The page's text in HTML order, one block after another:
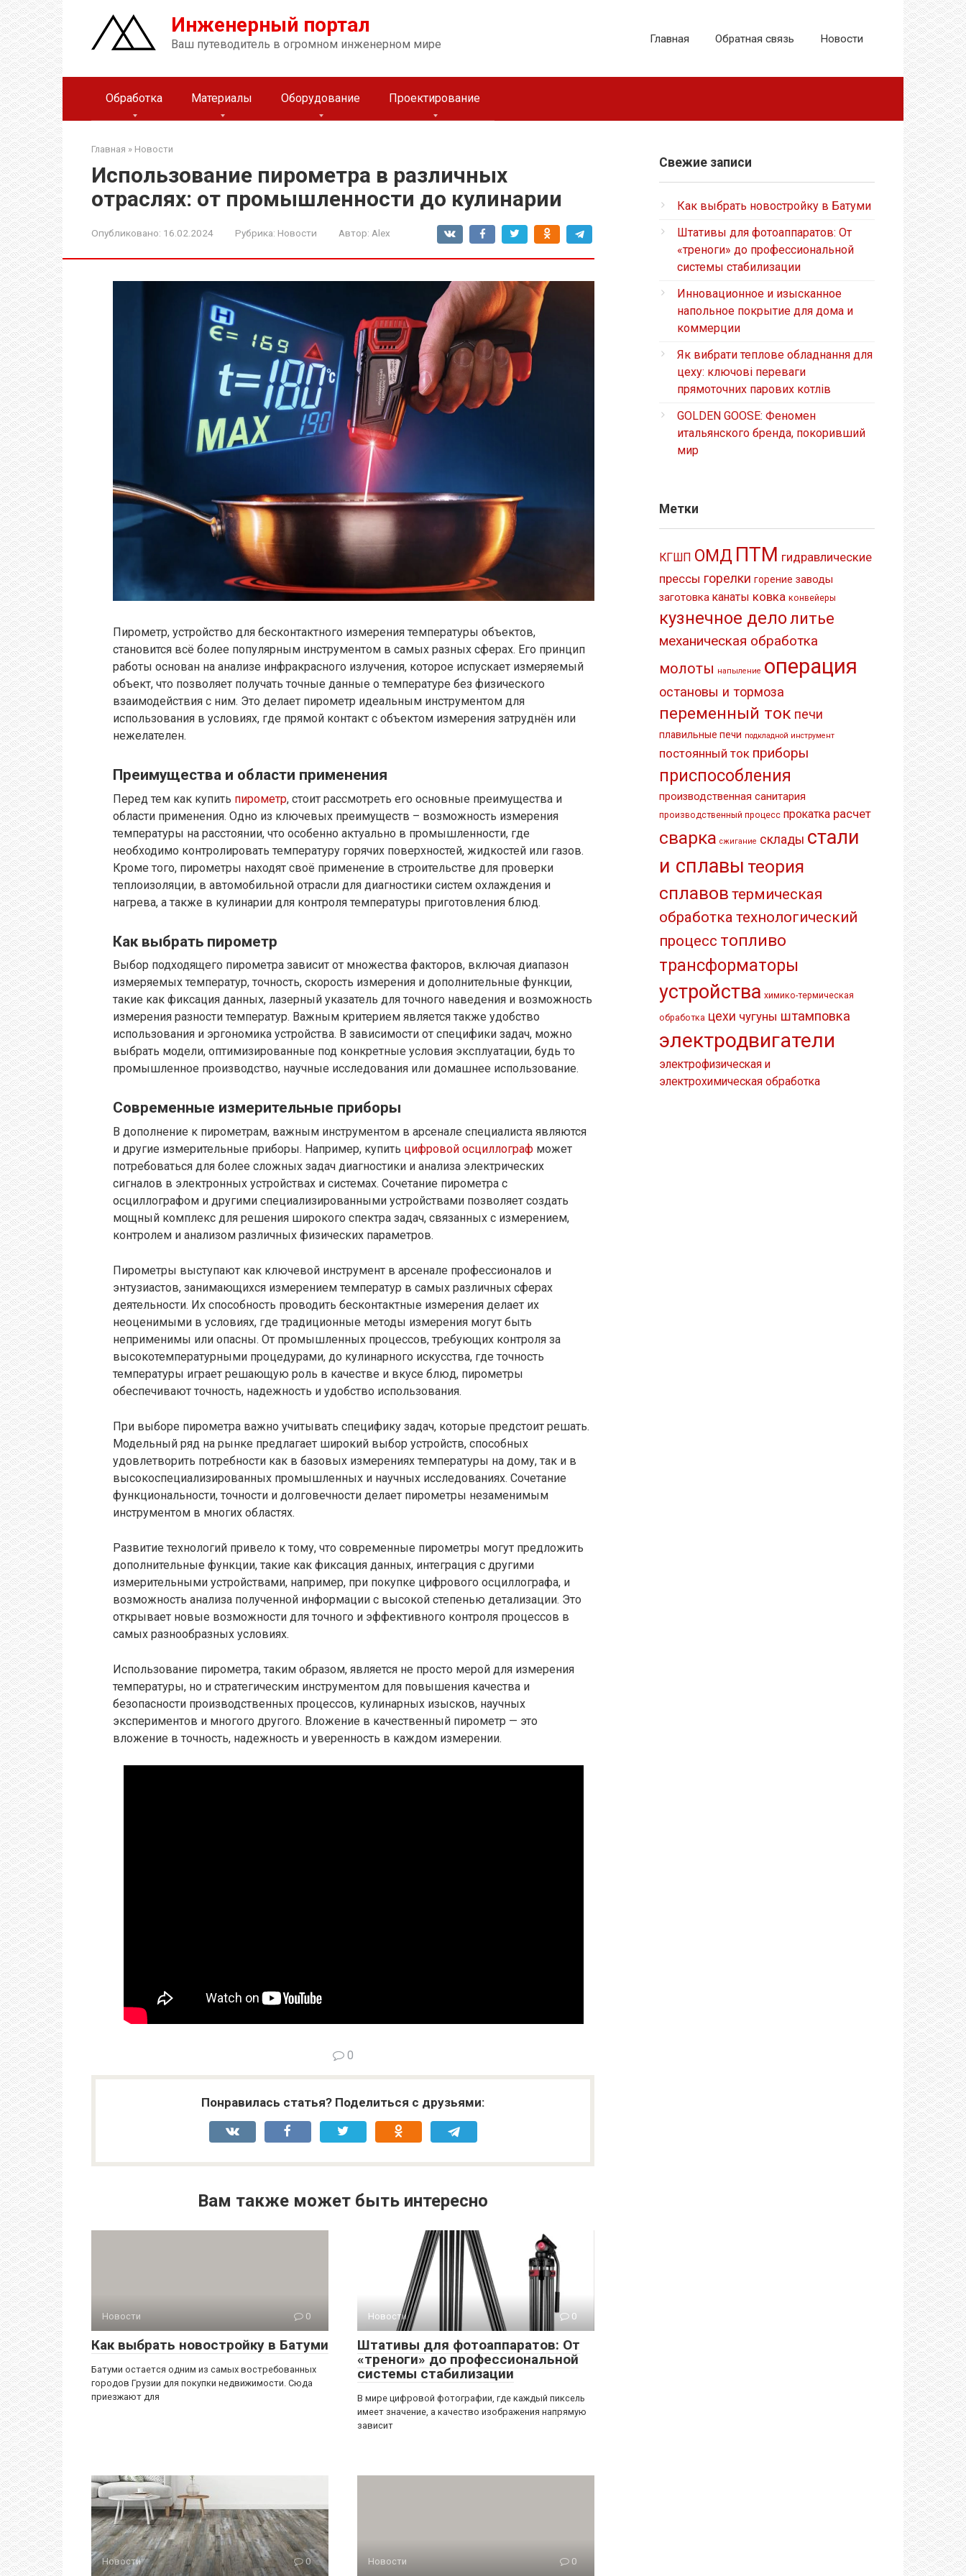
Перейти
к
контенту
Инженерный портал
Ваш путеводитель в огромном инженерном мире Главная Обратная связь Новости
Обработка Материалы Оборудование Проектирование
Главная » Новости
Использование пирометра в различных
отраслях: от промышленности до кулинарии
Опубликовано: 16.02.2024 Рубрика: Новости Автор: Alex
Пирометр, устройство для бесконтактного измерения температуры объектов,
становится всё более популярным инструментом в самых разных сферах. Его принцип
работы основан на анализе инфракрасного излучения, которое испускает измеряемый
объект, что позволяет получать точные данные о температуре без физического
взаимодействия с ним. Это делает пирометр идеальным инструментом для
использования в условиях, где прямой контакт с объектом измерения затруднён или
нежелателен.
Преимущества и области применения
Перед тем как купить пирометр, стоит рассмотреть его основные преимущества и
области применения. Одно из ключевых преимуществ – возможность измерения
температуры на расстоянии, что особенно актуально в промышленности, где
необходимо контролировать температуру горячих поверхностей, жидкостей или газов.
Кроме того, пирометры находят своё применение в строительстве для проверки
теплоизоляции, в автомобильной отрасли для диагностики систем охлаждения и
нагрева, а также в кулинарии для контроля температуры приготовления блюд.
Как выбрать пирометр
Выбор подходящего пирометра зависит от множества факторов, включая диапазон
измеряемых температур, точность, скорость измерения и дополнительные функции,
такие как фиксация данных, лазерный указатель для точного наведения и возможность
измерения разности температур. Важным критерием является также удобство
использования и эргономика устройства. В зависимости от специфики задач, можно
выбрать модели, оптимизированные под конкретные условия эксплуатации, будь то
промышленное производство, научные исследования или домашнее использование.
Современные измерительные приборы
В дополнение к пирометрам, важным инструментом в арсенале специалиста являются
и другие измерительные приборы. Например, купить цифровой осциллограф может
потребоваться для более сложных задач диагностики и анализа электрических
сигналов в электронных устройствах и системах. Сочетание пирометра с
осциллографом и другими специализированными устройствами позволяет создать
мощный комплекс для решения широкого спектра задач, связанных с измерением,
контролем и анализом различных физических параметров.
Пирометры выступают как ключевой инструмент в арсенале профессионалов и
энтузиастов, занимающихся измерением температур в самых различных сферах
деятельности. Их способность проводить бесконтактные измерения делает их
неоценимыми в условиях, где традиционные методы измерения могут быть
неприменимы или опасны. От промышленных процессов, требующих контроля за
высокотемпературными процедурами, до кулинарного искусства, где точность
температуры играет решающую роль в качестве и вкусе блюд, пирометры
обеспечивают точность, надежность и удобство использования.
При выборе пирометра важно учитывать специфику задач, которые предстоит решать.
Модельный ряд на рынке предлагает широкий выбор устройств, способных
удовлетворить потребности как в базовых измерениях температуры на дому, так и в
высокоспециализированных промышленных и научных исследованиях. Сочетание
функциональности, точности и долговечности делает пирометры незаменимым
инструментом в многих областях.
Развитие технологий привело к тому, что современные пирометры могут предложить
дополнительные функции, такие как фиксация данных, интеграция с другими
измерительными устройствами, например, при покупке цифрового осциллографа, и
возможность анализа полученной информации с высокой степенью детализации. Это
открывает новые возможности для точного и эффективного контроля процессов в
самых разнообразных условиях.
Использование пирометра, таким образом, является не просто мерой для измерения
температуры, но и стратегическим инструментом для повышения качества и
безопасности производственных процессов, кулинарных изысков, научных
экспериментов и многого другого. Вложение в качественный пирометр — это
вложение в точность, надежность и уверенность в каждом измерении.
0
Понравилась статья? Поделиться с друзьями:
Вам также может быть интересно
Новости 0
Как выбрать новостройку в Батуми
Батуми остается одним из самых востребованных
городов Грузии для покупки недвижимости. Сюда
приезжают для
Новости 0
Штативы для фотоаппаратов: От
«треноги» до профессиональной
системы стабилизации
В мире цифровой фотографии, где каждый пиксель
имеет значение, а качество изображения напрямую
зависит
Новости 0 Новости 0
Свежие записи
Как выбрать новостройку в Батуми
Штативы для фотоаппаратов: От
«треноги» до профессиональной
системы стабилизации
Инновационное и изысканное
напольное покрытие для дома и
коммерции
Як вибрати теплове обладнання для
цеху: ключові переваги
прямоточних парових котлів
GOLDEN GOOSE: Феномен
итальянского бренда, покоривший
мир
Метки
КГШП ОМД ПТМ гидравлические
прессы горелки горение заводы
заготовка канаты ковка конвейеры
кузнечное делолитье
механическая обработка
молоты напыление операция
остановы и тормоза
переменный ток печи
плавильные печи подкладной инструмент
постоянный ток приборы
приспособления
производственная санитария
производственный процесс прокатка расчет
сварка сжигание склады стали
и сплавы теория
сплавов термическая
обработка технологический
процесс топливо
трансформаторы
устройства химико-термическая
обработка цехи чугуны штамповка
электродвигатели
электрофизическая и
электрохимическая обработка